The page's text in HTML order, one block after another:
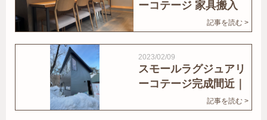
ーコテージ 家具搬入
記事を読む >
2023/02/09
スモールラグジュアリ
ーコテージ完成間近｜
記事を読む >